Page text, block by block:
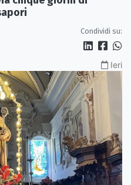
Condividi su:
Ieri